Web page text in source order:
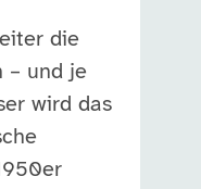
die
– und je
wird das